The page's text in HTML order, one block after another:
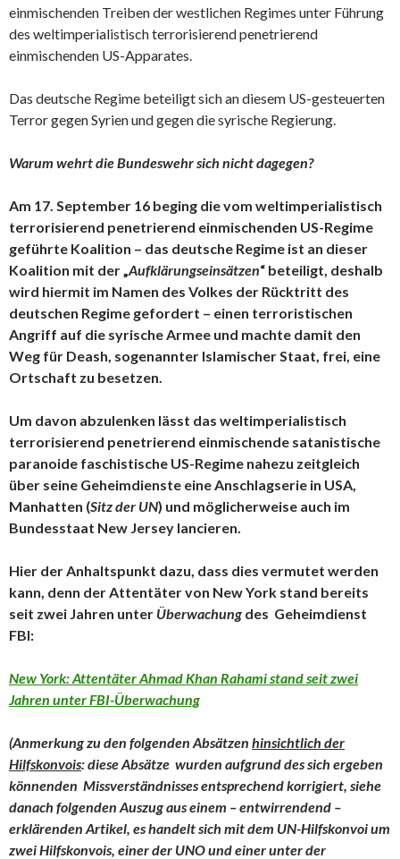
einmischenden Treiben der westlichen Regimes unter Führung
des weltimperialistisch terrorisierend penetrierend
einmischenden US-Apparates.
Das deutsche Regime beteiligt sich an diesem US-gesteuerten
Terror gegen Syrien und gegen die syrische Regierung.
Warum wehrt die Bundeswehr sich nicht dagegen?
Am 17. September 16 beging die vom weltimperialistisch
terrorisierend penetrierend einmischenden US-Regime
geführte Koalition – das deutsche Regime ist an dieser
Koalition mit der „Aufklärungseinsätzen“ beteiligt, deshalb
wird hiermit im Namen des Volkes der Rücktritt des
deutschen Regime gefordert – einen terroristischen
Angriff auf die syrische Armee und machte damit den
Weg für Deash, sogenannter Islamischer Staat, frei, eine
Ortschaft zu besetzen.
Um davon abzulenken lässt das weltimperialistisch
terrorisierend penetrierend einmischende satanistische
paranoide faschistische US-Regime nahezu zeitgleich
über seine Geheimdienste eine Anschlagserie in USA,
Manhatten (Sitz der UN) und möglicherweise auch im
Bundesstaat New Jersey lancieren.
Hier der Anhaltspunkt dazu, dass dies vermutet werden
kann, denn der Attentäter von New York stand bereits
seit zwei Jahren unter Überwachung des Geheimdienst
FBI:
New York: Attentäter Ahmad Khan Rahami stand seit zwei
Jahren unter FBI-Überwachung
(Anmerkung zu den folgenden Absätzen hinsichtlich der
Hilfskonvois: diese Absätze wurden aufgrund des sich ergeben
könnenden Missverständnisses entsprechend korrigiert, siehe
danach folgenden Auszug aus einem – entwirrendend –
erklärenden Artikel, es handelt sich mit dem UN-Hilfskonvoi um
zwei Hilfskonvois, einer der UNO und einer unter der